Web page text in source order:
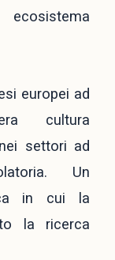
europei ad
cultura
settori ad
Un
in cui la
la ricerca